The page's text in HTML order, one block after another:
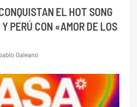
EL HOT SONG
PERÚ CON «AMOR DE LOS
Galeano